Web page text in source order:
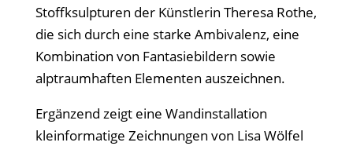
Stoffksulpturen der Künstlerin Theresa Rothe,
die sich durch eine starke Ambivalenz, eine
Kombination von Fantasiebildern sowie
alptraumhaften Elementen auszeichnen.
Ergänzend zeigt eine Wandinstallation
kleinformatige Zeichnungen von Lisa Wölfel